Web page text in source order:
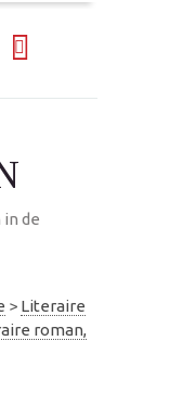
de
> Literaire
roman,